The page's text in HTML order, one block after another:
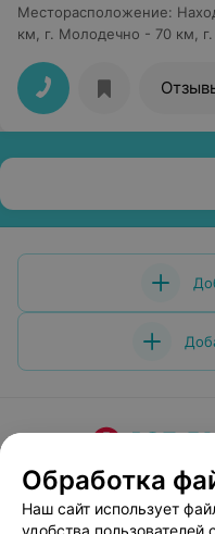
Месторасположение:
км, г. Молодечно - 70 км,
О проекте Новости
Медицинский
Обработка
Наш сайт использует
удобства пользователей